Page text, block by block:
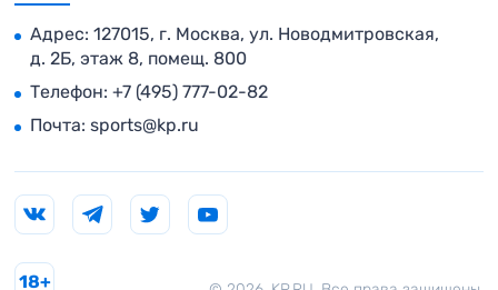
Адрес: 127015, г. Москва, ул. Новодмитровская,
д. 2Б, этаж 8, помещ. 800
Телефон: +7 (495) 777-02-82
Почта: sports@kp.ru
18+